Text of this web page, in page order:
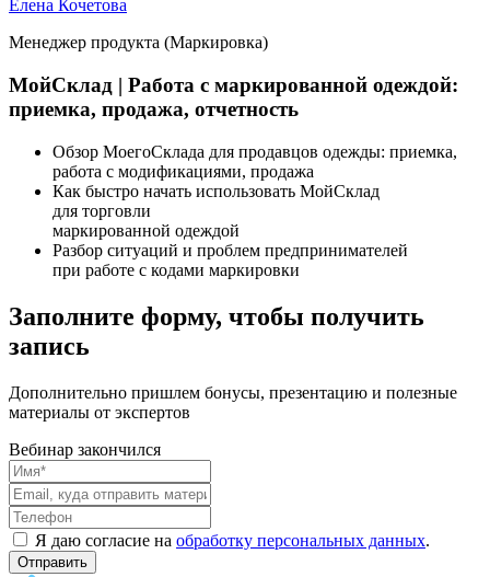
Елена Кочетова
Менеджер продукта (Маркировка)
МойСклад | Работа с маркированной одеждой:
приемка, продажа, отчетность
Обзор МоегоСклада для продавцов одежды: приемка,
работа с модификациями, продажа
Как быстро начать использовать МойСклад
для торговли
маркированной одеждой
Разбор ситуаций и проблем предпринимателей
при работе с кодами маркировки
Заполните форму, чтобы получить
запись
Дополнительно пришлем бонусы, презентацию и полезные
материалы от экспертов
Вебинар закончился
Я даю согласие на обработку персональных данных.
Отправить